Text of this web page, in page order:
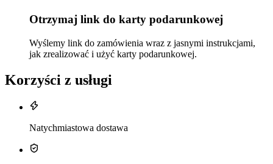
Otrzymaj link do karty podarunkowej
Wyślemy link do zamówienia wraz z jasnymi instrukcjami,
jak zrealizować i użyć karty podarunkowej.
Korzyści z usługi
Natychmiastowa dostawa